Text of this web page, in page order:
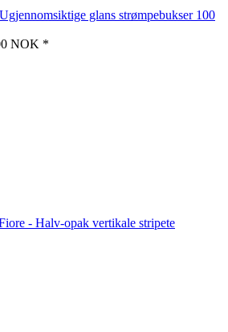
Ugjennomsiktige glans strømpebukser 100
NOK *
- Halv-opak vertikale stripete